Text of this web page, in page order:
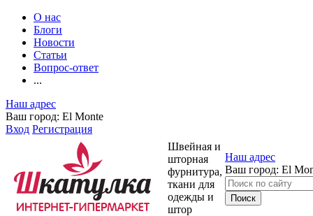
О нас
Блоги
Новости
Статьи
Вопрос-ответ
...
Наш адрес
Ваш город: El Monte
Вход Регистрация
Швейная и
шторная
фурнитура,
ткани для
одежды и
штор
Наш адрес
Ваш город: El